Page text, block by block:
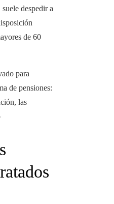
despedir a
de 60
para
de pensiones:
las